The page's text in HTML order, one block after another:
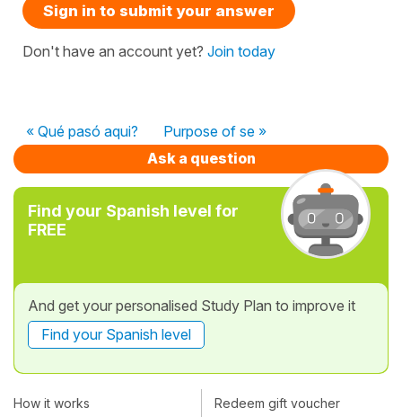
Sign in to submit your answer
Don't have an account yet? Join today
« Qué pasó aqui?
Purpose of se »
Ask a question
Find your Spanish level for
FREE
And get your personalised Study Plan to improve it
Find your Spanish level
How it works Redeem gift voucher